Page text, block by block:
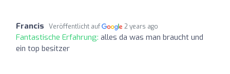
Francis Veröffentlicht auf 2 years ago
Fantastische Erfahrung: alles da was man braucht und
ein top besitzer